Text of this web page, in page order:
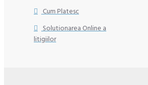
Cum Platesc
Solutionarea Online a
litigiilor